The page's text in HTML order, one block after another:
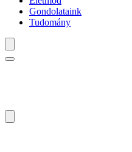
Gondolataink
Tudomány